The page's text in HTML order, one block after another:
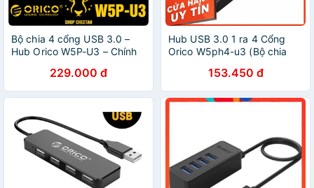
Bộ chia 4 cổng USB 3.0 –
Hub Orico W5P-U3 – Chính
USB3.0 Four – Port Hub
229.000 đ
Hub USB 3.0 1 ra 4 Cổng
Orico W5ph4-u3 (Bộ chia
153.450 đ